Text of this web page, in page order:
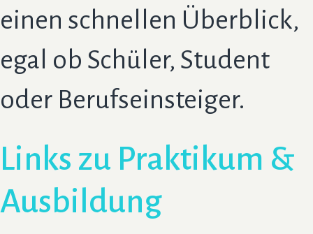
einen schnellen Überblick,
egal ob Schüler, Student
oder Berufseinsteiger.
Links zu Praktikum &
Ausbildung